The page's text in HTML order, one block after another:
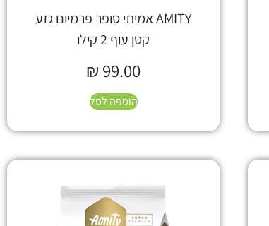
AMITY אמיתי סופר פרמיום גזע
קטן עוף 2 קילו
₪ 99.00
הוספה לסל